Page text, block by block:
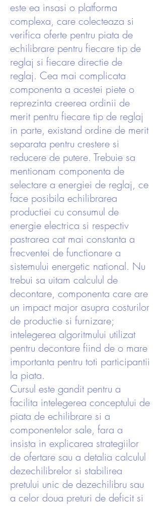
este ea insasi o platforma
complexa, care colecteaza si
verifica oferte pentru piata de
echilibrare pentru fiecare tip de
reglaj si fiecare directie de
reglaj. Cea mai complicata
componenta a acestei piete o
reprezinta creerea ordinii de
merit pentru fiecare tip de reglaj
in parte, existand ordine de merit
separata pentru crestere si
reducere de putere. Trebuie sa
mentionam componenta de
selectare a energiei de reglaj, ce
face posibila echilibrarea
productiei cu consumul de
energie electrica si respectiv
pastrarea cat mai constanta a
frecventei de functionare a
sistemului energetic national. Nu
trebui sa uitam calculul de
decontare, componenta care are
un impact major asupra costurilor
de productie si furnizare;
intelegerea algoritmului utilizat
pentru decontare fiind de o mare
importanta pentru toti participantii
la piata.
Cursul este gandit pentru a
facilita intelegerea conceptului de
piata de echilibrare si a
componentelor sale, fara a
insista in explicarea strategiilor
de ofertare sau a detalia calculul
dezechilibrelor si stabilirea
pretului unic de dezechilibru sau
a celor doua preturi de deficit si